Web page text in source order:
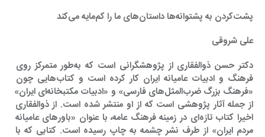
پشت‌کردن به پشتوانه‌ها داستان‌های ما را کم‌مایه می‌کند
علی شروقی
دکتر حسن ذوالفقاری از پژوهشگرانی است که به‌طور متمرکز روی
فرهنگ و ادبیات عامیانه ایران کار کرده است و کتاب‌هایی چون
«فرهنگ بزرگ ضرب‌المثل‌های فارسی» و «ادبیات مکتبخانه‌ای ایران»
از جمله آثار پژوهشی است که از او منتشر شده است. از ذوالفقاری
اخیرا کتاب تازه‌ای در زمینه فرهنگ عامه، با عنوان «باورهای عامیانه
مردم ایران» از طرف نشر چشمه به چاپ رسیده است. کتابی که با